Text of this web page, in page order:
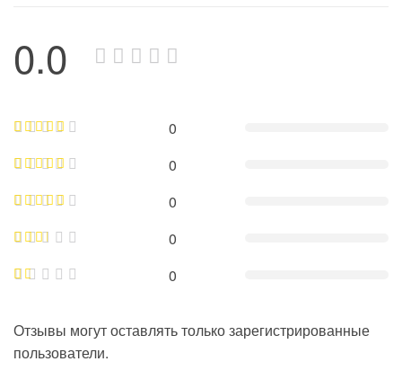
0.0
0
0
0
0
0
Отзывы могут оставлять только зарегистрированные
пользователи.